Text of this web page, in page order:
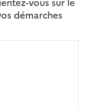
démarches